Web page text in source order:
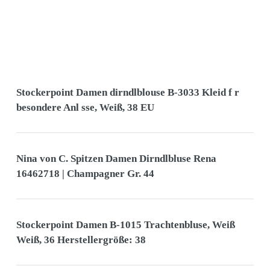
Stockerpoint Damen dirndlblouse B-3033 Kleid f r
besondere Anl sse, Weiß, 38 EU
Nina von C. Spitzen Damen Dirndlbluse Rena
16462718 | Champagner Gr. 44
Stockerpoint Damen B-1015 Trachtenbluse, Weiß
Weiß, 36 Herstellergröße: 38